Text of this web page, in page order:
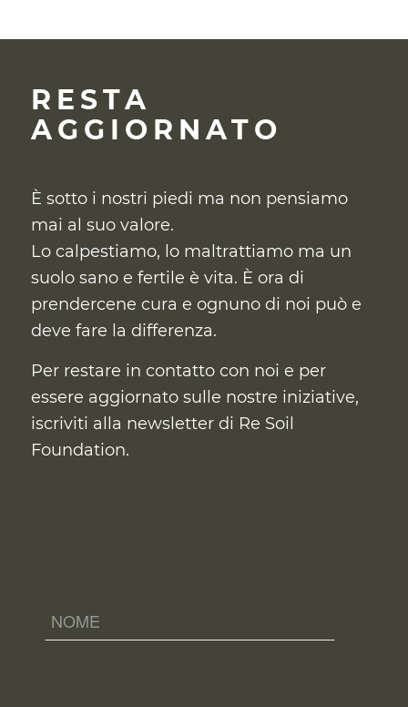
RESTA
AGGIORNATO
È sotto i nostri piedi ma non pensiamo
mai al suo valore.
Lo calpestiamo, lo maltrattiamo ma un
suolo sano e fertile è vita. È ora di
prendercene cura e ognuno di noi può e
deve fare la differenza.
Per restare in contatto con noi e per
essere aggiornato sulle nostre iniziative,
iscriviti alla newsletter di Re Soil
Foundation.